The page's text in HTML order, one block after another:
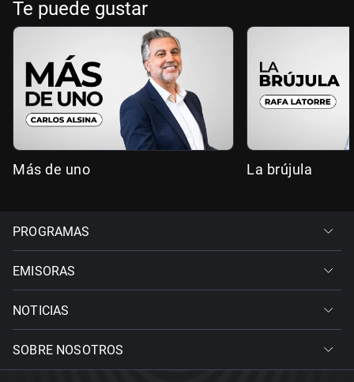
Te puede gustar
Más de uno La brújula
PROGRAMAS
EMISORAS
NOTICIAS
SOBRE NOSOTROS